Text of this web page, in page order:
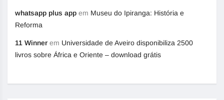
whatsapp plus app em Museu do Ipiranga: História e
Reforma
11 Winner em Universidade de Aveiro disponibiliza 2500
livros sobre África e Oriente – download grátis